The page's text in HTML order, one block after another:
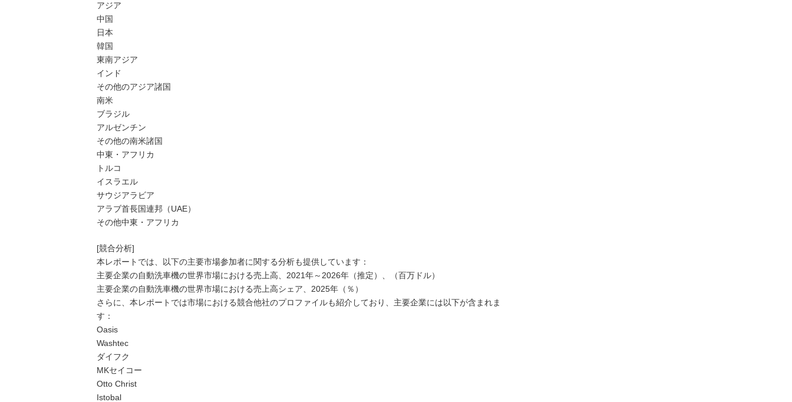
アジア
中国
日本
韓国
東南アジア
インド
その他のアジア諸国
南米
ブラジル
アルゼンチン
その他の南米諸国
中東・アフリカ
トルコ
イスラエル
サウジアラビア
アラブ首長国連邦（UAE）
その他中東・アフリカ
[競合分析]
本レポートでは、以下の主要市場参加者に関する分析も提供しています：
主要企業の自動洗車機の世界市場における売上高、2021年～2026年（推定）、（百万ドル）
主要企業の自動洗車機の世界市場における売上高シェア、2025年（％）
さらに、本レポートでは市場における競合他社のプロファイルも紹介しており、主要企業には以下が含まれま
す：
Oasis
Washtec
ダイフク
MKセイコー
Otto Christ
Istobal